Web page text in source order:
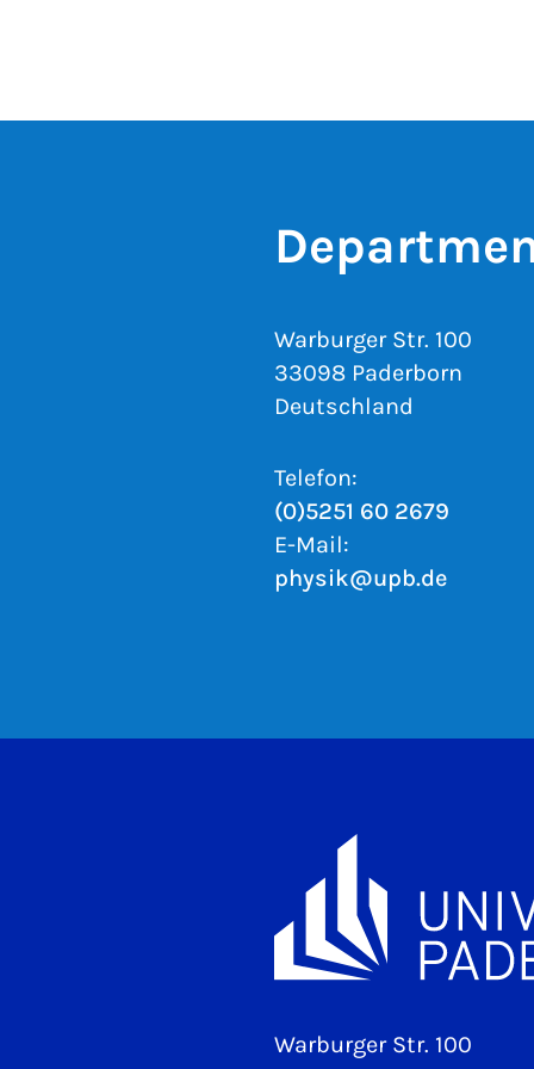
Warburger Str. 100
33098 Paderborn
Deutschland
Telefon:
(0)5251 60 2679
E-Mail:
physik@upb.de
Warburger Str. 100